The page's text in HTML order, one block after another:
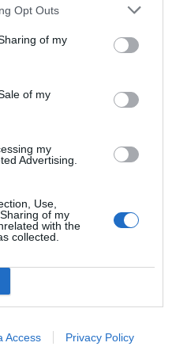
Opt Outs
of my
of my
my
Advertising.
Use,
of my
with the
collected.
Access Privacy Policy